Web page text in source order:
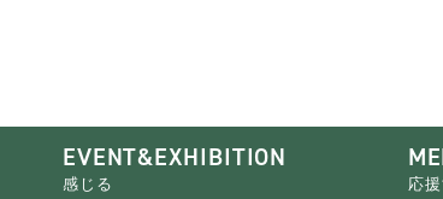
EVENT&EXHIBITION
感じる 応